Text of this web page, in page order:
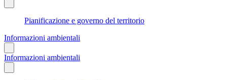
Pianificazione e governo del territorio
Informazioni ambientali
Informazioni ambientali